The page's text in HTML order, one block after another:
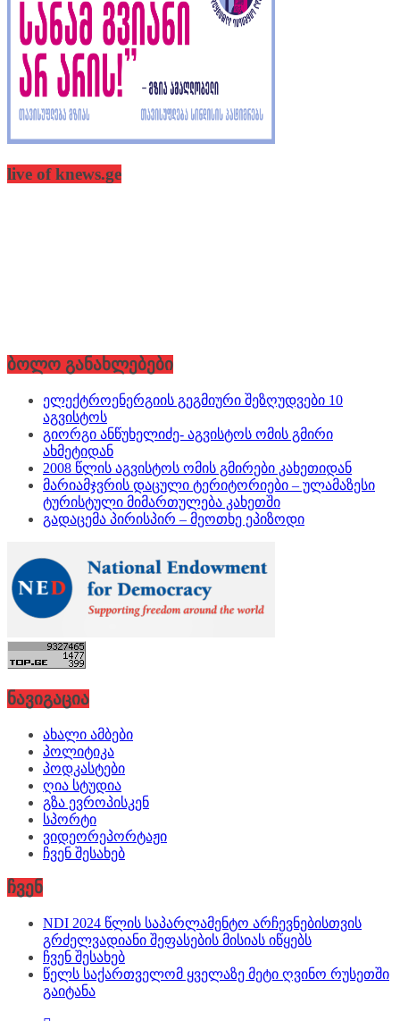
live of knews.ge
ბოლო განახლებები
ელექტროენერგიის გეგმიური შეზღუდვები 10
აგვისტოს
გიორგი ანწუხელიძე- აგვისტოს ომის გმირი
ახმეტიდან
2008 წლის აგვისტოს ომის გმირები კახეთიდან
მარიამჯვრის დაცული ტერიტორიები – ულამაზესი
ტურისტული მიმართულება კახეთში
გადაცემა პირისპირ – მეოთხე ეპიზოდი
ნავიგაცია
ახალი ამბები
პოლიტიკა
პოდკასტები
ღია სტუდია
გზა ევროპისკენ
სპორტი
ვიდეორეპორტაჟი
ჩვენ შესახებ
ჩვენ
NDI 2024 წლის საპარლამენტო არჩევნებისთვის
გრძელვადიანი შეფასების მისიას იწყებს
ჩვენ შესახებ
წელს საქართველომ ყველაზე მეტი ღვინო რუსეთში
გაიტანა